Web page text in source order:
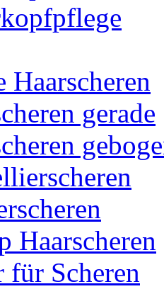
Haarscheren
gerade
Haarscheren
für Scheren